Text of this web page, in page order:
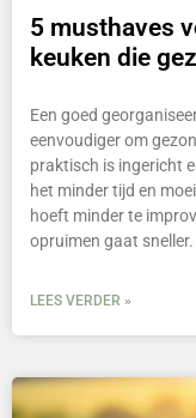
5 musthaves
keuken die
Een goed
eenvoudiger om
praktisch is ingericht
het minder tijd en
hoeft minder te
opruimen gaat sneller.
LEES VERDER »